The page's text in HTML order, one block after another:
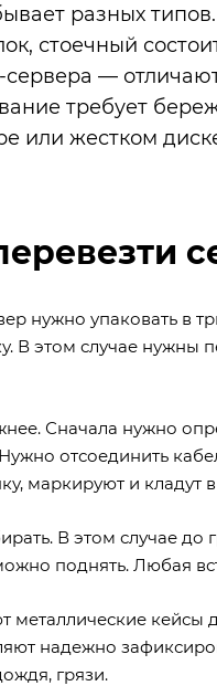
разных
стоечный
—
требует
или жестком
нужно упаковать в
В этом случае нужны
Сначала нужно
отсоединить
маркируют и кладут
В этом случае до
поднять. Любая
кейсы
надежно
грязи.